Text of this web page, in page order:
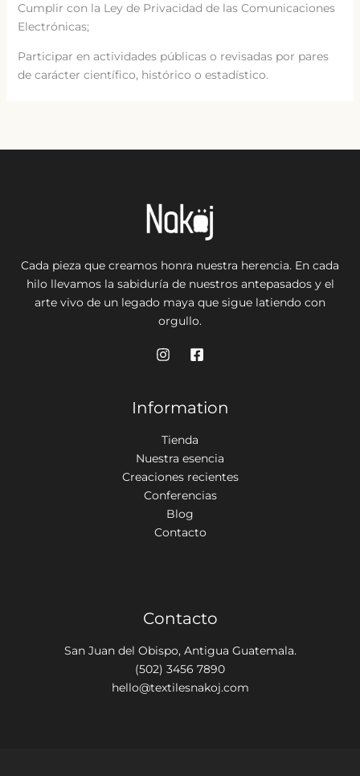
Cumplir con la Ley de Privacidad de las Comunicaciones
Electrónicas;
Participar en actividades públicas o revisadas por pares
de carácter científico, histórico o estadístico.
Cada pieza que creamos honra nuestra herencia. En cada
hilo llevamos la sabiduría de nuestros antepasados y el
arte vivo de un legado maya que sigue latiendo con
orgullo.
Information
Tienda
Nuestra esencia
Creaciones recientes
Conferencias
Blog
Contacto
Contacto
San Juan del Obispo, Antigua Guatemala.
(502) 3456 7890
hello@textilesnakoj.com